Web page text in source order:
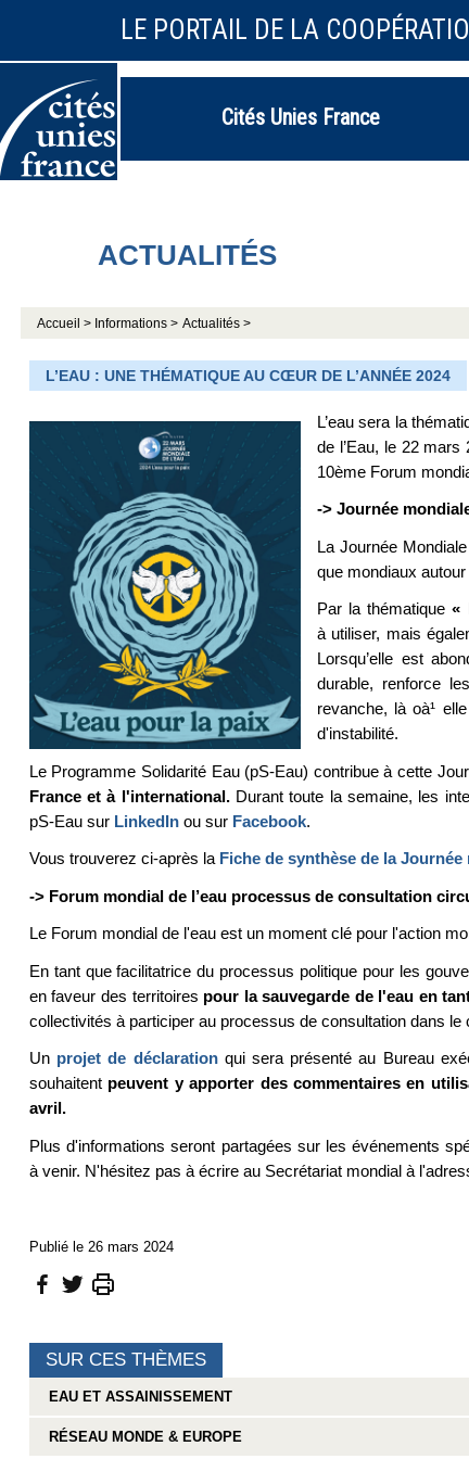
LE PORTAIL DE LA
Cités Unies France
ACTUALITÉS
Accueil > Informations > Actualités >
L’EAU : UNE THÉMATIQUE AU CŒUR DE L’ANNÉE 2024
L’eau sera la
de l’Eau, le 22
10ème Forum
-> Journée
La Journée
que mondiaux autour
Par la thématique«
à utiliser, mais
Lorsqu’elle est
durable, renforce
revanche, là oà¹
d'instabilité.
Le Programme Solidarité Eau (pS-Eau) contribue à cette
France et à l'international.Durant toute la semaine, les
pS-Eau sur LinkedInou sur Facebook.
Vous trouverez ci-après la Fiche de synthèse de la
-> Forum mondial de l’eau processus de consultation
Le Forum mondial de l'eau est un moment clé pour l'action
En tant que facilitatrice du processus politique pour les
en faveur des territoires pour la sauvegarde de l'eau en
collectivités à participer au processus de consultation dans le
Un projet de déclarationqui sera présenté au Bureau
souhaitent peuvent y apporter des commentaires en
avril.
Plus d'informations seront partagées sur les événements
à venir. N'hésitez pas à écrire au Secrétariat mondial à
Publié le 26 mars 2024
SUR CES THÈMES
EAU ET ASSAINISSEMENT
RÉSEAU MONDE & EUROPE